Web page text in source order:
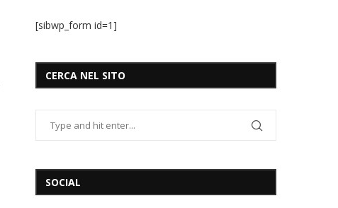
[sibwp_form id=1]
CERCA NEL SITO
SOCIAL